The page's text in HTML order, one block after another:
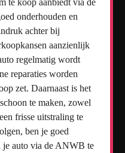
onderhouden en
achter bij
aanzienlijk
regelmatig wordt
reparaties worden
zet. Daarnaast is het
te maken, zowel
frisse uitstraling te
ben je goed
je auto via de ANWB te